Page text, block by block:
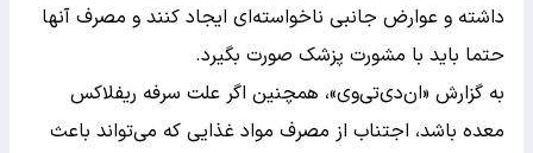
داشته و عوارض جانبی ناخواسته‌ای ایجاد کنند و مصرف آنها
حتما باید با مشورت پزشک صورت بگیرد.
به گزارش «ان‌دی‌تی‌وی»، همچنین اگر علت سرفه ریفلاکس
معده باشد، اجتناب از مصرف مواد غذایی که می‌تواند باعث